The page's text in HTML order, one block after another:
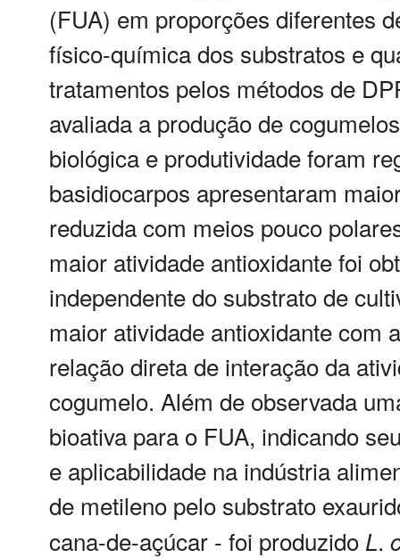
(FUA) em proporções diferentes
físico-química dos substratos e
tratamentos pelos métodos de
avaliada a produção de
biológica e produtividade foram
basidiocarpos apresentaram
reduzida com meios pouco
maior atividade antioxidante foi
independente do substrato de
maior atividade antioxidante com
relação direta de interação da
cogumelo. Além de observada
bioativa para o FUA, indicando
e aplicabilidade na indústria
de metileno pelo substrato
cana-de-açúcar - foi produzido L.